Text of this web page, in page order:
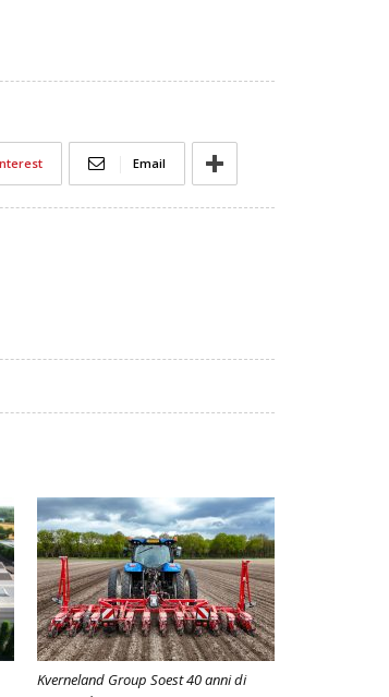
Email
Kverneland Group Soest 40 anni di